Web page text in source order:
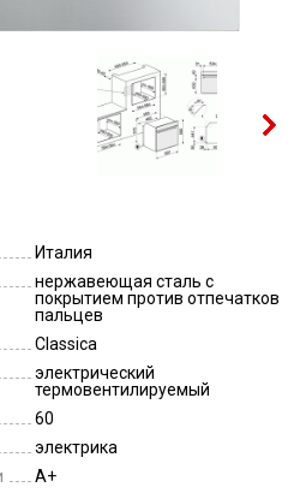
Италия
нержавеющая сталь с
покрытием против отпечатков
пальцев
Classica
электрический
термовентилируемый
60
электрика
A+